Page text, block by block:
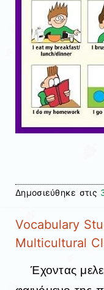
Δημοσιεύθηκε στις
Vocabulary
Multicultural
Έχοντας